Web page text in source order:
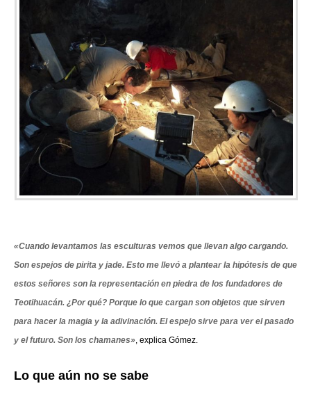
«Cuando levantamos las esculturas vemos que llevan algo cargando.
Son espejos de pirita y jade. Esto me llevó a plantear la hipótesis de que
estos señores son la representación en piedra de los fundadores de
Teotihuacán. ¿Por qué? Porque lo que cargan son objetos que sirven
para hacer la magia y la adivinación. El espejo sirve para ver el pasado
y el futuro. Son los chamanes», explica Gómez.
Lo que aún no se sabe